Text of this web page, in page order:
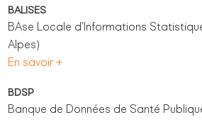
BALISES
BAse Locale d’Informations
Alpes)
En savoir +
BDSP
Banque de Données de Santé